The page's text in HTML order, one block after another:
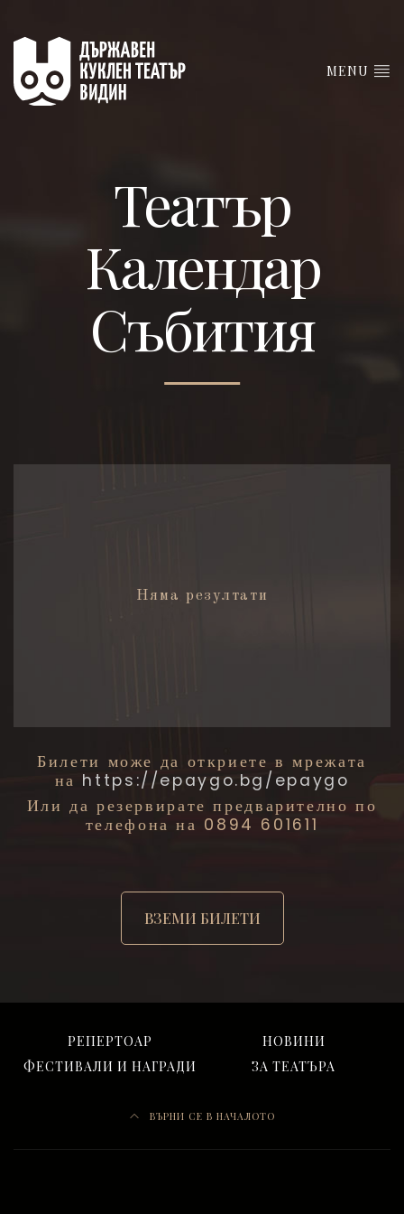
MENU
Театър
Календар
Събития
Няма резултати
Билети може да откриете в мрежата
на https://epaygo.bg/epaygo
Или да резервирате предварително по
телефона на 0894 601611
ВЗЕМИ БИЛЕТИ
РЕПЕРТОАР
НОВИНИ
ФЕСТИВАЛИ И НАГРАДИ
ЗА ТЕАТЪРА
ВЪРНИ СЕ В НАЧАЛОТО